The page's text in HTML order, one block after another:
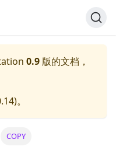
0.9 版的文档，
)。
COPY